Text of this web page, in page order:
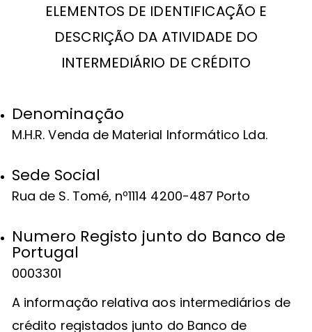
ELEMENTOS DE IDENTIFICAÇÃO E
DESCRIÇÃO DA ATIVIDADE DO
INTERMEDIÁRIO DE CRÉDITO
Denominação
M.H.R. Venda de Material Informático Lda.
Sede Social
Rua de S. Tomé, nº1114 4200-487 Porto
Numero Registo junto do Banco de
Portugal
0003301
A informação relativa aos intermediários de
crédito registados junto do Banco de